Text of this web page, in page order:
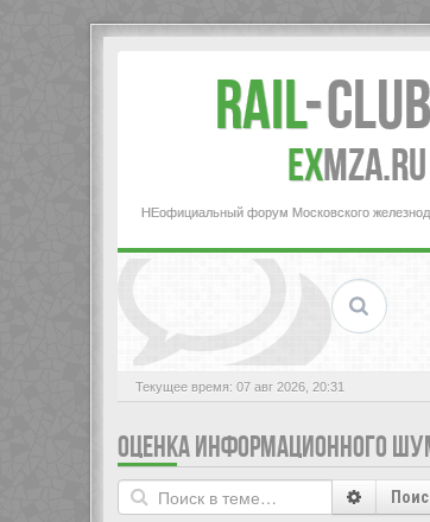
Rail-
exMZA.RU
НЕофициальный форум Московского
Текущее время: 07 авг 2026, 20:31
ОЦЕНКА ИНФОРМАЦИОННОГО